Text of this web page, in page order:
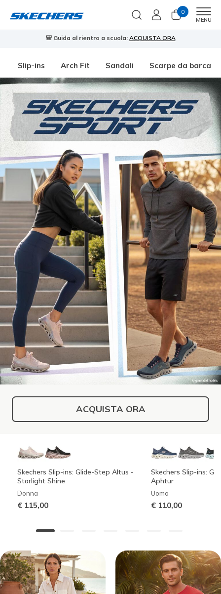
0
MENU
🎒 Guida al rientro a scuola: ACQUISTA ORA
Slip-ins Arch Fit Sandali Scarpe da barca
ACQUISTA ORA
Skechers Slip-ins: Glide-Step Altus -
Starlight Shine
Donna
€ 115,00
Skechers Slip-ins:
Aphtur
Uomo
€ 110,00